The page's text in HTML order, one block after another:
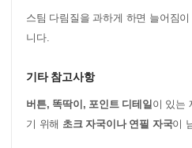
스팀 다림질을 과하게 하면 늘어짐
니다.
기타 참고사항
버튼, 똑딱이, 포인트 디테일 이 있는
기 위해 초크 자국이나 연필 자국이